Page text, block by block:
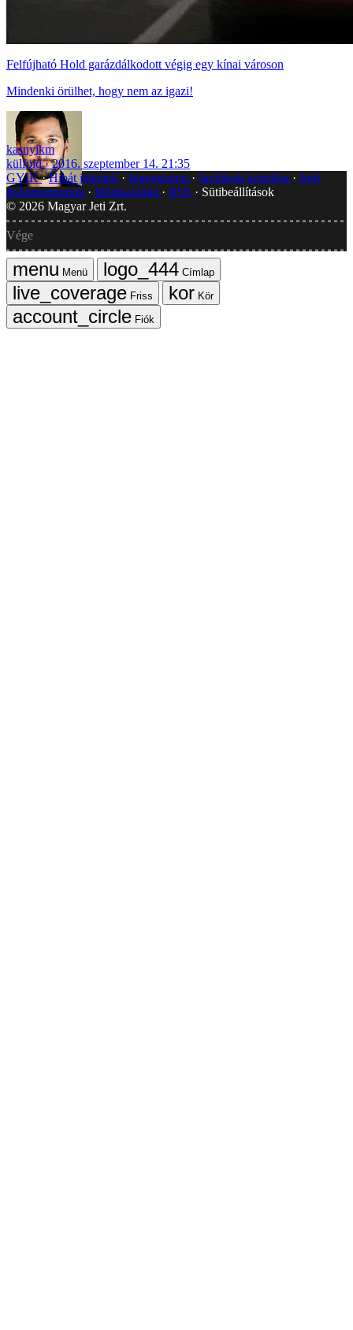
Felfújható Hold garázdálkodott végig egy kínai városon
Mindenki örülhet, hogy nem az igazi!
kasnyikm
külföld
2016. szeptember 14. 21:35
GYIK Hibát jelentek Impresszum Javítások kezelése
Jogi
dokumentumok
Médiaajánlat RSS
Sütibeállítások
© 2026 Magyar Jeti Zrt.
Vége
Menü
Címlap
Friss
Kör
Fiók